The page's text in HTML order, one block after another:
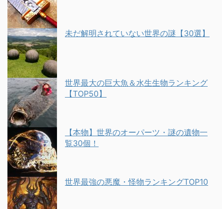
未だ解明されていない世界の謎【30選】
世界最大の巨大魚＆水生生物ランキング
【TOP50】
【本物】世界のオーパーツ・謎の遺物一
覧30個！
世界最強の悪魔・怪物ランキングTOP10